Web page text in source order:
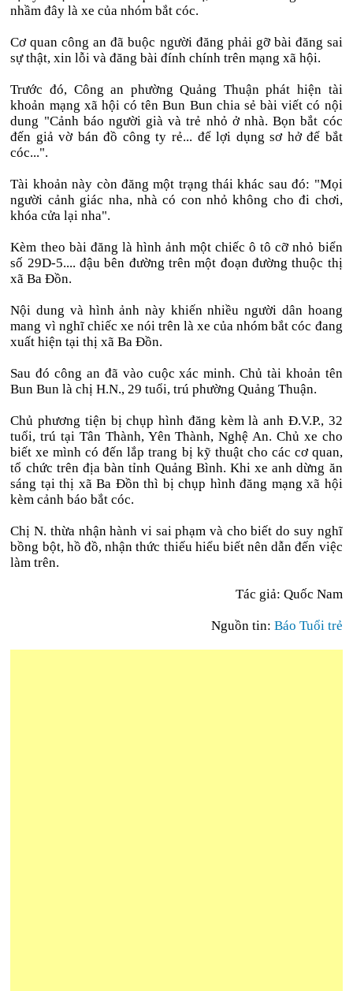
nhầm đây là xe của nhóm bắt cóc.
Cơ quan công an đã buộc người đăng phải gỡ bài đăng sai
sự thật, xin lỗi và đăng bài đính chính trên mạng xã hội.
Trước đó, Công an phường Quảng Thuận phát hiện tài
khoản mạng xã hội có tên Bun Bun chia sẻ bài viết có nội
dung "Cảnh báo người già và trẻ nhỏ ở nhà. Bọn bắt cóc
đến giả vờ bán đồ công ty rẻ... để lợi dụng sơ hở để bắt
cóc...".
Tài khoản này còn đăng một trạng thái khác sau đó: "Mọi
người cảnh giác nha, nhà có con nhỏ không cho đi chơi,
khóa cửa lại nha".
Kèm theo bài đăng là hình ảnh một chiếc ô tô cỡ nhỏ biển
số 29D-5.... đậu bên đường trên một đoạn đường thuộc thị
xã Ba Đồn.
Nội dung và hình ảnh này khiến nhiều người dân hoang
mang vì nghĩ chiếc xe nói trên là xe của nhóm bắt cóc đang
xuất hiện tại thị xã Ba Đồn.
Sau đó công an đã vào cuộc xác minh. Chủ tài khoản tên
Bun Bun là chị H.N., 29 tuổi, trú phường Quảng Thuận.
Chủ phương tiện bị chụp hình đăng kèm là anh Đ.V.P., 32
tuổi, trú tại Tân Thành, Yên Thành, Nghệ An. Chủ xe cho
biết xe mình có đến lắp trang bị kỹ thuật cho các cơ quan,
tổ chức trên địa bàn tỉnh Quảng Bình. Khi xe anh dừng ăn
sáng tại thị xã Ba Đồn thì bị chụp hình đăng mạng xã hội
kèm cảnh báo bắt cóc.
Chị N. thừa nhận hành vi sai phạm và cho biết do suy nghĩ
bồng bột, hồ đồ, nhận thức thiếu hiểu biết nên dẫn đến việc
làm trên.
Tác giả: Quốc Nam
Nguồn tin: Báo Tuổi trẻ